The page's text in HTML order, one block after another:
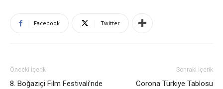
Facebook Twitter
Önceki İçerik
8. Boğaziçi Film Festivali’nde
Sonraki İçerik
Corona Türkiye Tablosu